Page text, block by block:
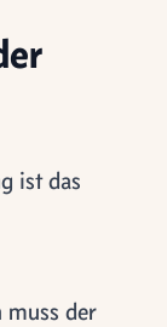
ist das
muss der